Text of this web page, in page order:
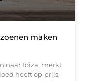
maken
naar Ibiza, merkt
heeft op prijs,